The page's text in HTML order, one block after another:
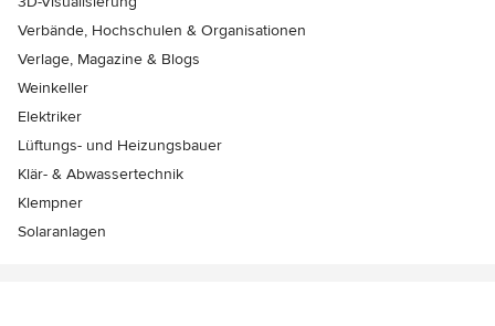
Verbände, Hochschulen & Organisationen
Verlage, Magazine & Blogs
Weinkeller
Elektriker
Lüftungs- und Heizungsbauer
Klär- & Abwassertechnik
Klempner
Solaranlagen